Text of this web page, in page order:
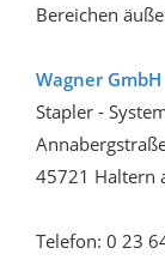
Bereichen
Wagner GmbH
Stapler -
45721 Haltern
Telefon: 0 23